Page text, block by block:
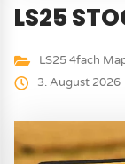
LS25
LS25 4fach
3. August 2026